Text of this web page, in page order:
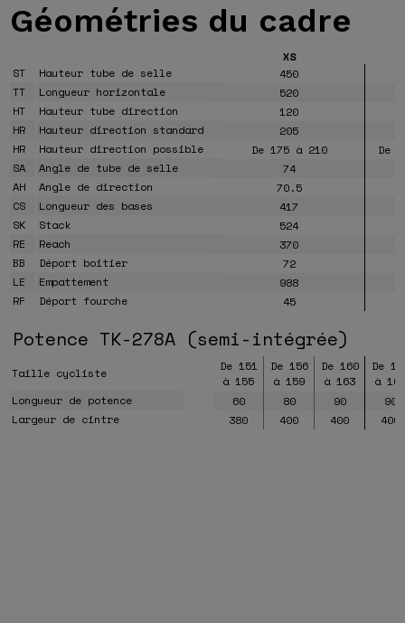
Géométries du cadre
XS
ST
Hauteur tube de selle
450
TT
Longueur horizontale
520
HT
Hauteur tube direction
120
HR
Hauteur direction standard
205
HR
Hauteur direction possible De 175 à 210
De
SA
Angle de tube de selle 74
AH
Angle de direction
70.5
CS
Longueur des bases
417
SK
Stack
524
RE
Reach
370
BB
Déport boitier
72
LE
Empattement
988
RF
Déport fourche 45
Potence TK-278A (semi-intégrée)
Taille cycliste
De 151
à 155
De 156
à 159
De 160
à 163
De
à
Longueur de potence
60 80 90
90
Largeur de cintre
380 400 400 400